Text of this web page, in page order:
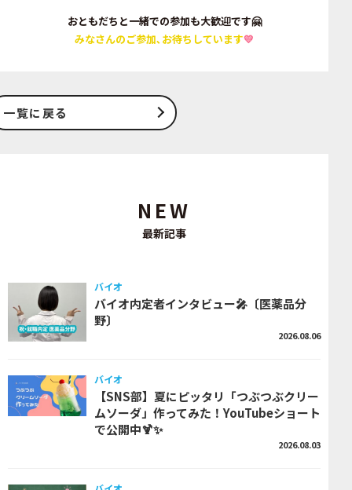
NEW
最新記事
バイオ
バイオ内定者インタビュー🎤〔医薬品分
野〕
2026.08.06
バイオ
【SNS部】夏にピッタリ「つぶつぶクリー
ムソーダ」作ってみた！YouTubeショート
で公開中🍹✨
2026.08.03
おともだちと一緒での参加も大歓迎です🤗
みなさんのご参加､お待ちしています💛
一覧に戻る